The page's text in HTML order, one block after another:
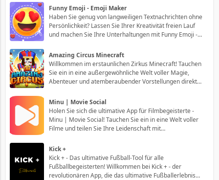
nach Ihren Vorstellungen. Treten Sie in die Welt der
grenzenlosen Kreativität ein und
Funny Emoji - Emoji Maker
Haben Sie genug von langweiligen Textnachrichten ohne
Persönlichkeit? Lassen Sie Ihrer Kreativität freien Lauf
und machen Sie Ihre Unterhaltungen mit Funny Emoji -
aufregenden App können Sie Ihre eigenen Emojis
erstellen und Ihren Nachrichten eine persö
Amazing Circus Minecraft
Willkommen im erstaunlichen Zirkus Minecraft! Tauchen
Sie ein in eine außergewöhnliche Welt voller Magie,
Abenteuer und atemberaubender Vorstellungen direkt
kombiniert die beliebte Minecraft-Ästhetik mit dem
faszinierenden Ambiente eines Zirkus, um Ihn
Minu | Movie Social
Holen Sie sich die ultimative App für Filmbegeisterte -
Minu | Movie Social! Tauchen Sie ein in eine Welt voller
Filme und teilen Sie Ihre Leidenschaft mit
Rezensionen lesen, Trailer ansehen und Ihre eigenen
Bewertungen erstellen. Werden Sie Teil
Kick +
Kick + - Das ultimative Fußball-Tool für alle
Fußballbegeisterten! Willkommen bei Kick + - der
revolutionären App, die das ultimative Fußballerlebnis